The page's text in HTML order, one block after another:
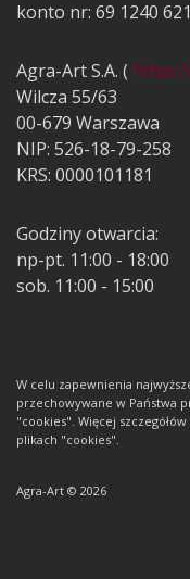
konto nr: 69 1240
Agra-Art S.A. (
Wilcza 55/63
00-679 Warszawa
NIP: 526-18-79-258
KRS: 0000101181
Godziny otwarcia:
np-pt. 11:00 - 18:00
sob. 11:00 - 15:00
W celu zapewnienia
przechowywane w Państwa
"cookies". Więcej
plikach "cookies".
Agra-Art © 2026